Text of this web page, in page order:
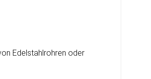
Edelstahlrohren oder